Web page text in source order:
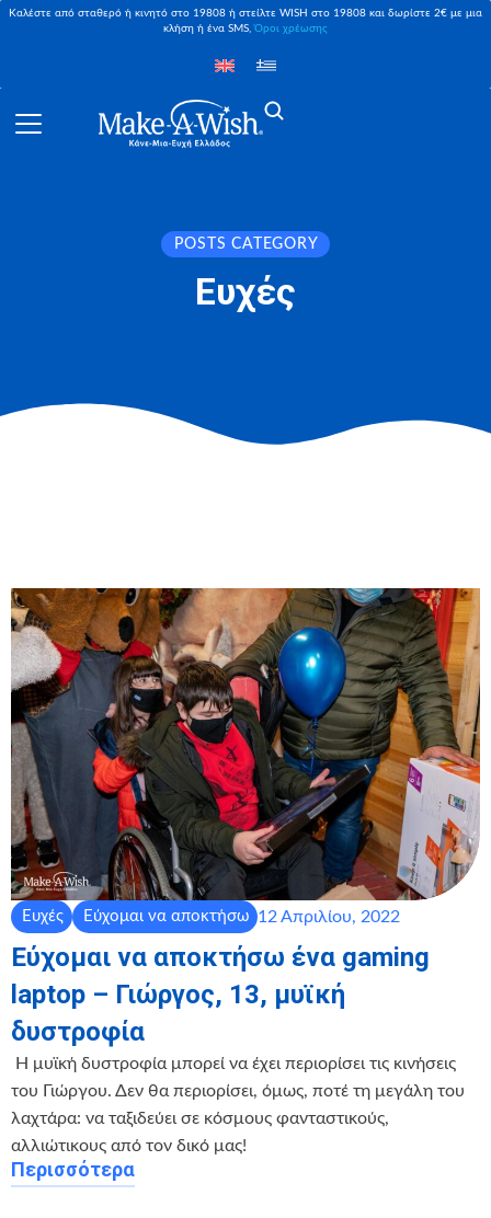
Καλέστε από σταθερό ή κινητό στο 19808 ή στείλτε WISH στο 19808 και δωρίστε 2€ με μια
κλήση ή ένα SMS,Όροι χρέωσης
POSTS CATEGORY
Ευχές
Ευχές Εύχομαι να αποκτήσω 12 Απριλίου, 2022
Εύχομαι να αποκτήσω ένα gaming
laptop – Γιώργος, 13, μυϊκή
δυστροφία
‍ Η μυϊκή δυστροφία μπορεί να έχει περιορίσει τις κινήσεις
του Γιώργου. Δεν θα περιορίσει, όμως, ποτέ τη μεγάλη του
λαχτάρα: να ταξιδεύει σε κόσμους φανταστικούς,
αλλιώτικους από τον δικό μας!
Περισσότερα